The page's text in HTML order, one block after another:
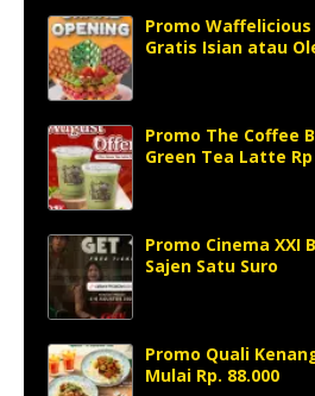
Promo
Gratis Isian atau
Promo The Coffee
Green Tea Latte Rp
Promo Cinema XXI
Sajen Satu Suro
Promo Quali
Mulai Rp. 88.000